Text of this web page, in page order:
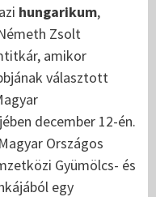
hungarikum,
Zsolt
amikor
választott
december 12-én.
Országos
Gyümölcs- és
egy